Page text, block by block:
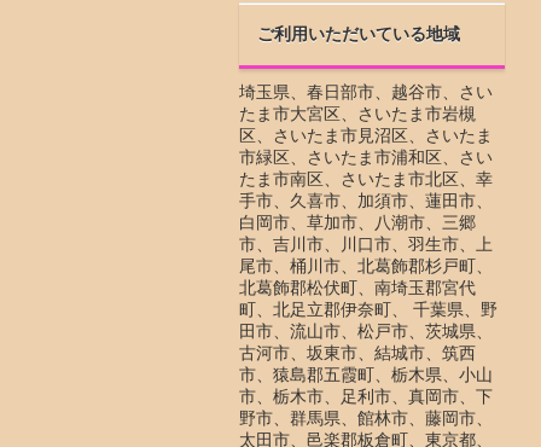
ご利用いただいている地域
埼玉県、春日部市、越谷市、さい
たま市大宮区、さいたま市岩槻
区、さいたま市見沼区、さいたま
市緑区、さいたま市浦和区、さい
たま市南区、さいたま市北区、幸
手市、久喜市、加須市、蓮田市、
白岡市、草加市、八潮市、三郷
市、吉川市、川口市、羽生市、上
尾市、桶川市、北葛飾郡杉戸町、
北葛飾郡松伏町、南埼玉郡宮代
町、北足立郡伊奈町、 千葉県、野
田市、流山市、松戸市、茨城県、
古河市、坂東市、結城市、筑西
市、猿島郡五霞町、栃木県、小山
市、栃木市、足利市、真岡市、下
野市、群馬県、館林市、藤岡市、
太田市、邑楽郡板倉町、東京都、